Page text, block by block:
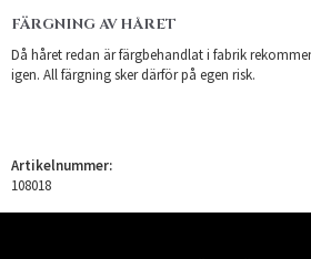
FÄRGNING AV HÅRET
Då håret redan är färgbehandlat i fabrik
igen. All färgning sker därför på egen risk.
Artikelnummer:
108018